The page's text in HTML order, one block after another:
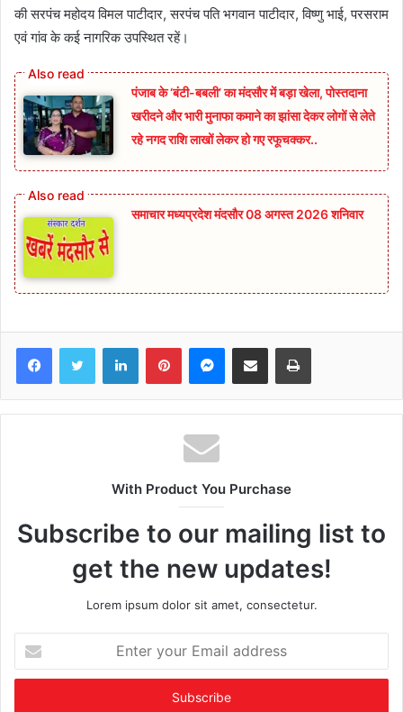
की सरपंच महोदय विमल पाटीदार, सरपंच पति भगवान पाटीदार, विष्णु भाई, परसराम
एवं गांव के कई नागरिक उपस्थित रहें।
पंजाब के ‘बंटी-बबली’ का मंदसौर में बड़ा खेला, पोस्तदाना
खरीदने और भारी मुनाफा कमाने का झांसा देकर लोगों से लेते
रहे नगद राशि लाखों लेकर हो गए रफूचक्कर..
समाचार मध्यप्रदेश मंदसौर 08 अगस्त 2026 शनिवार
FacebookTwitter LinkedInPinterestMessenger
Share via Email Print
With Product You Purchase
Subscribe to our mailing list to
get the new updates!
Lorem ipsum dolor sit amet, consectetur.
your
Email